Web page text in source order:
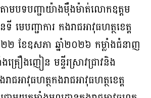
ាមបទបញ្ជាយ៉ាងម៉ឺងម៉ាត់លោកឧត្តម
េបញ្ជាការ កងរាជអាវុធហត្ថខេត្ត
២ ខែឧសភា ឆ្នាំ២០២៦ កម្លាំងជំនាញ
រឿងញៀន មន្ទីរស្រាវជ្រាវនិង
ាជអាវុធហត្ថកងរាជអាវុធហត្ថខេត្ត